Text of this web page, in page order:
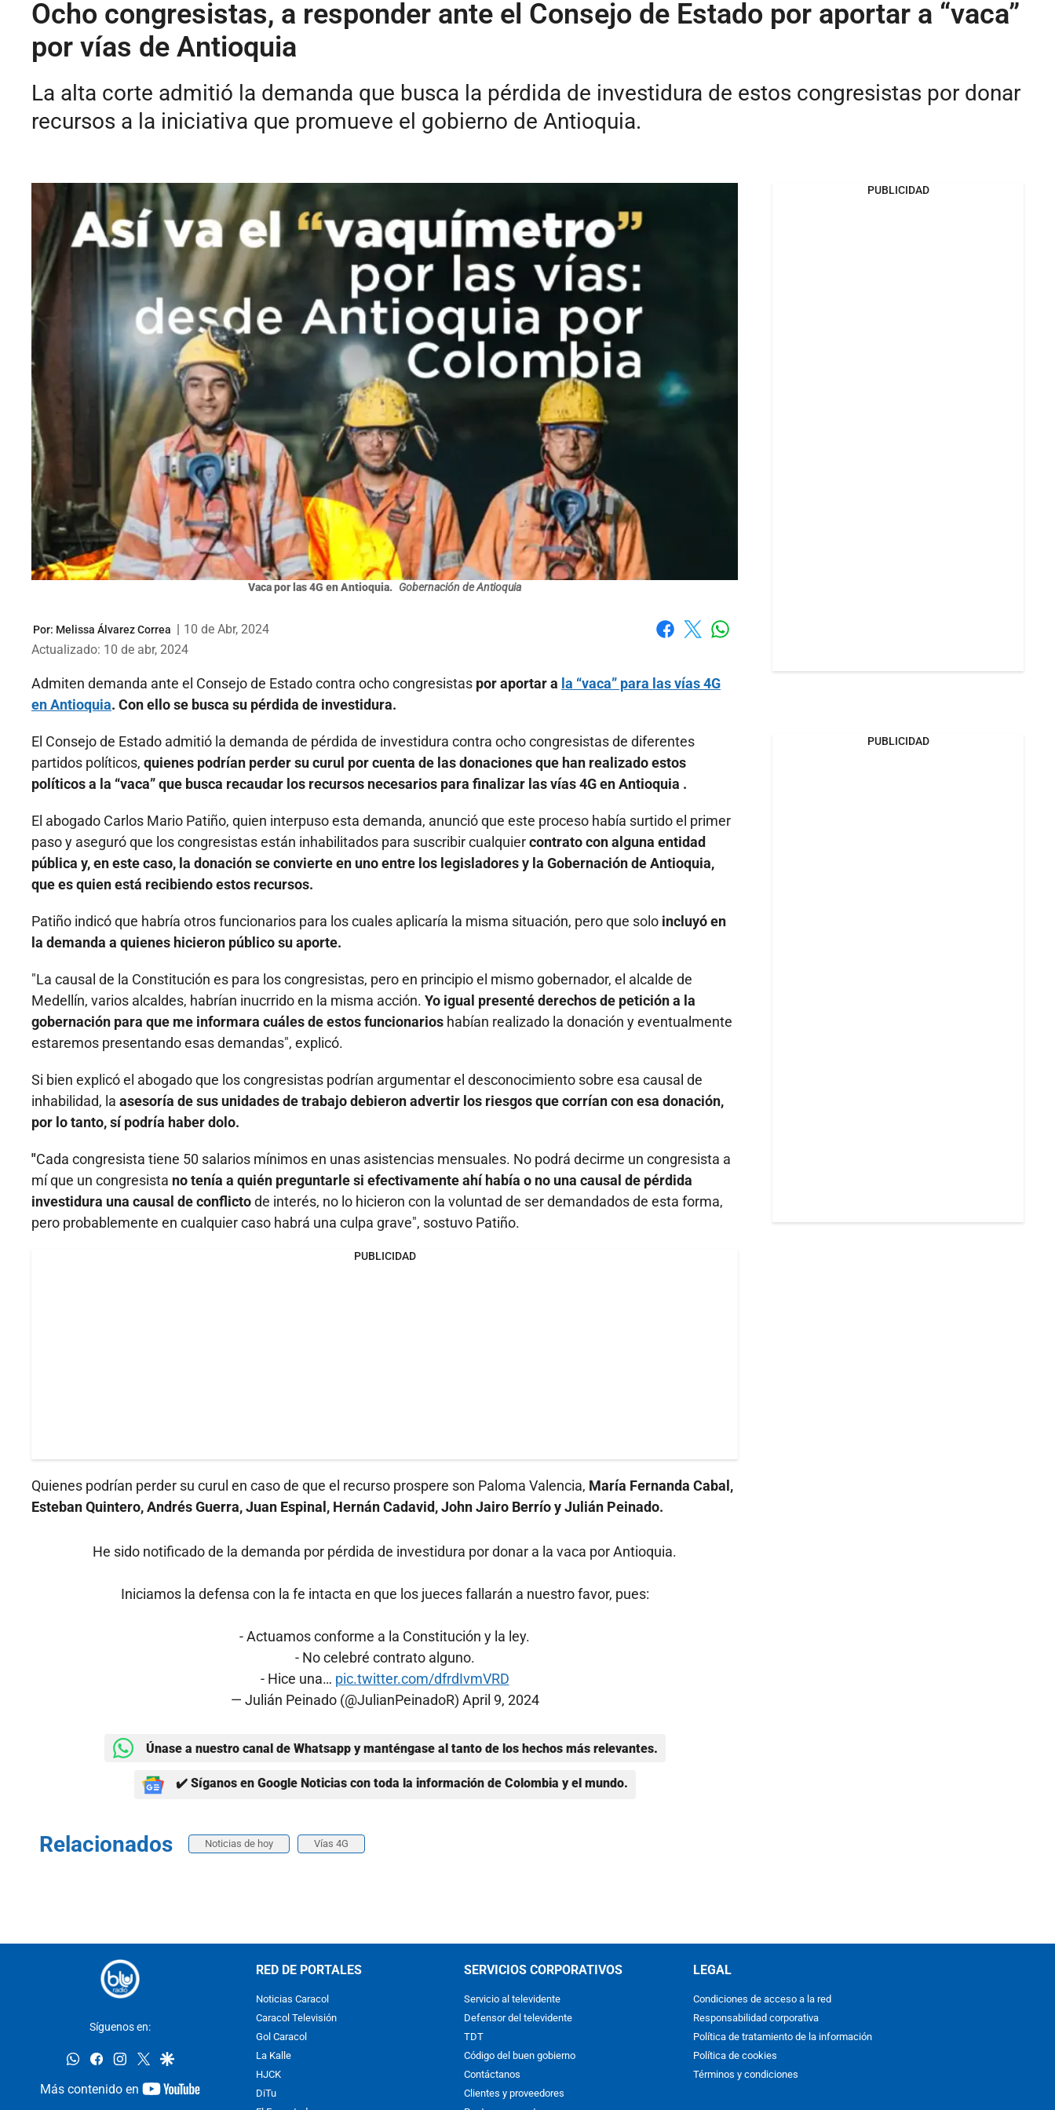
Ocho congresistas, a responder ante el Consejo de Estado por aportar a “vaca”
por vías de Antioquia
La alta corte admitió la demanda que busca la pérdida de investidura de estos congresistas por donar
recursos a la iniciativa que promueve el gobierno de Antioquia.
Vaca por las 4G en Antioquia. Gobernación de Antioquia
Por: Melissa Álvarez Correa | 10 de Abr, 2024
Actualizado: 10 de abr, 2024
Admiten demanda ante el Consejo de Estado contra ocho congresistas por aportar a la “vaca” para las vías 4G
en Antioquia. Con ello se busca su pérdida de investidura.
El Consejo de Estado admitió la demanda de pérdida de investidura contra ocho congresistas de diferentes
partidos políticos, quienes podrían perder su curul por cuenta de las donaciones que han realizado estos
políticos a la “vaca” que busca recaudar los recursos necesarios para finalizar las vías 4G en Antioquia .
El abogado Carlos Mario Patiño, quien interpuso esta demanda, anunció que este proceso había surtido el primer
paso y aseguró que los congresistas están inhabilitados para suscribir cualquiercontrato con alguna entidad
pública y, en este caso, la donación se convierte en uno entre los legisladores y la Gobernación de Antioquia,
que es quien está recibiendo estos recursos.
Patiño indicó que habría otros funcionarios para los cuales aplicaría la misma situación, pero que solo incluyó en
la demanda a quienes hicieron público su aporte.
"La causal de la Constitución es para los congresistas, pero en principio el mismo gobernador, el alcalde de
Medellín, varios alcaldes, habrían inucrrido en la misma acción. Yo igual presenté derechos de petición a la
gobernación para que me informara cuáles de estos funcionarios habían realizado la donación y eventualmente
estaremos presentando esas demandas", explicó.
Si bien explicó el abogado que los congresistas podrían argumentar el desconocimiento sobre esa causal de
inhabilidad, la asesoría de sus unidades de trabajo debieron advertir los riesgos que corrían con esa donación,
por lo tanto, sí podría haber dolo.
"Cada congresista tiene 50 salarios mínimos en unas asistencias mensuales. No podrá decirme un congresista a
mí que un congresista no tenía a quién preguntarle si efectivamente ahí había o no una causal de pérdida
investidura una causal de conflictode interés, no lo hicieron con la voluntad de ser demandados de esta forma,
pero probablemente en cualquier caso habrá una culpa grave", sostuvo Patiño.
PUBLICIDAD
Quienes podrían perder su curul en caso de que el recurso prospere son Paloma Valencia, María Fernanda Cabal,
Esteban Quintero, Andrés Guerra, Juan Espinal, Hernán Cadavid, John Jairo Berrío y Julián Peinado.
He sido notificado de la demanda por pérdida de investidura por donar a la vaca por Antioquia.
Iniciamos la defensa con la fe intacta en que los jueces fallarán a nuestro favor, pues:
- Actuamos conforme a la Constitución y la ley.
- ⁠No celebré contrato alguno.
- ⁠Hice una… pic.twitter.com/dfrdIvmVRD
— Julián Peinado (@JulianPeinadoR) April 9, 2024
Únase a nuestro canal de Whatsapp y manténgase al tanto de los hechos más relevantes.
✔️ Síganos en Google Noticias con toda la información de Colombia y el mundo.
Relacionados Noticias de hoy Vías 4G
PUBLICIDAD
PUBLICIDAD
Síguenos en:
whatsappfacebookinstagram
twittergoogle
Más contenido en
youtube-
RED DE PORTALES
Noticias Caracol
Caracol Televisión
Gol Caracol
La Kalle
HJCK
DiTu
SERVICIOS CORPORATIVOS
Servicio al televidente
Defensor del televidente
TDT
Código del buen gobierno
Contáctanos
Clientes y proveedores
LEGAL
Condiciones de acceso a la red
Responsabilidad corporativa
Política de tratamiento de la información
Política de cookies
Términos y condiciones